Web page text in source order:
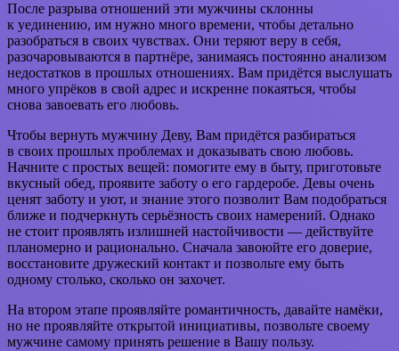
После разрыва отношений эти мужчины склонны
к уединению, им нужно много времени, чтобы детально
разобраться в своих чувствах. Они теряют веру в себя,
разочаровываются в партнёре, занимаясь постоянно анализом
недостатков в прошлых отношениях. Вам придётся выслушать
много упрёков в свой адрес и искренне покаяться, чтобы
снова завоевать его любовь.
Чтобы вернуть мужчину Деву, Вам придётся разбираться
в своих прошлых проблемах и доказывать свою любовь.
Начните с простых вещей: помогите ему в быту, приготовьте
вкусный обед, проявите заботу о его гардеробе. Девы очень
ценят заботу и уют, и знание этого позволит Вам подобраться
ближе и подчеркнуть серьёзность своих намерений. Однако
не стоит проявлять излишней настойчивости — действуйте
планомерно и рационально. Сначала завоюйте его доверие,
восстановите дружеский контакт и позвольте ему быть
одному столько, сколько он захочет.
На втором этапе проявляйте романтичность, давайте намёки,
но не проявляйте открытой инициативы, позвольте своему
мужчине самому принять решение в Вашу пользу.